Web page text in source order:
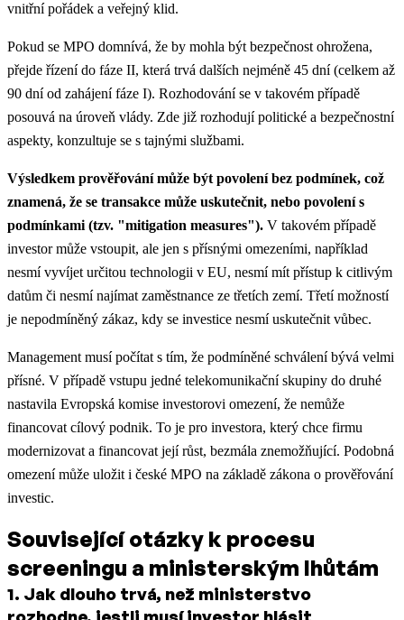
vnitřní pořádek a veřejný klid.
Pokud se MPO domnívá, že by mohla být bezpečnost ohrožena,
přejde řízení do fáze II, která trvá dalších nejméně 45 dní (celkem až
90 dní od zahájení fáze I). Rozhodování se v takovém případě
posouvá na úroveň vlády. Zde již rozhodují politické a bezpečnostní
aspekty, konzultuje se s tajnými službami.
Výsledkem prověřování může být povolení bez podmínek, což
znamená, že se transakce může uskutečnit, nebo povolení s
podmínkami (tzv. "mitigation measures"). V takovém případě
investor může vstoupit, ale jen s přísnými omezeními, například
nesmí vyvíjet určitou technologii v EU, nesmí mít přístup k citlivým
datům či nesmí najímat zaměstnance ze třetích zemí. Třetí možností
je nepodmíněný zákaz, kdy se investice nesmí uskutečnit vůbec.
Management musí počítat s tím, že podmíněné schválení bývá velmi
přísné. V případě vstupu jedné telekomunikační skupiny do druhé
nastavila Evropská komise investorovi omezení, že nemůže
financovat cílový podnik. To je pro investora, který chce firmu
modernizovat a financovat její růst, bezmála znemožňující. Podobná
omezení může uložit i české MPO na základě zákona o prověřování
investic.
Související otázky k procesu
screeningu a ministerským lhůtám
1. Jak dlouho trvá, než ministerstvo